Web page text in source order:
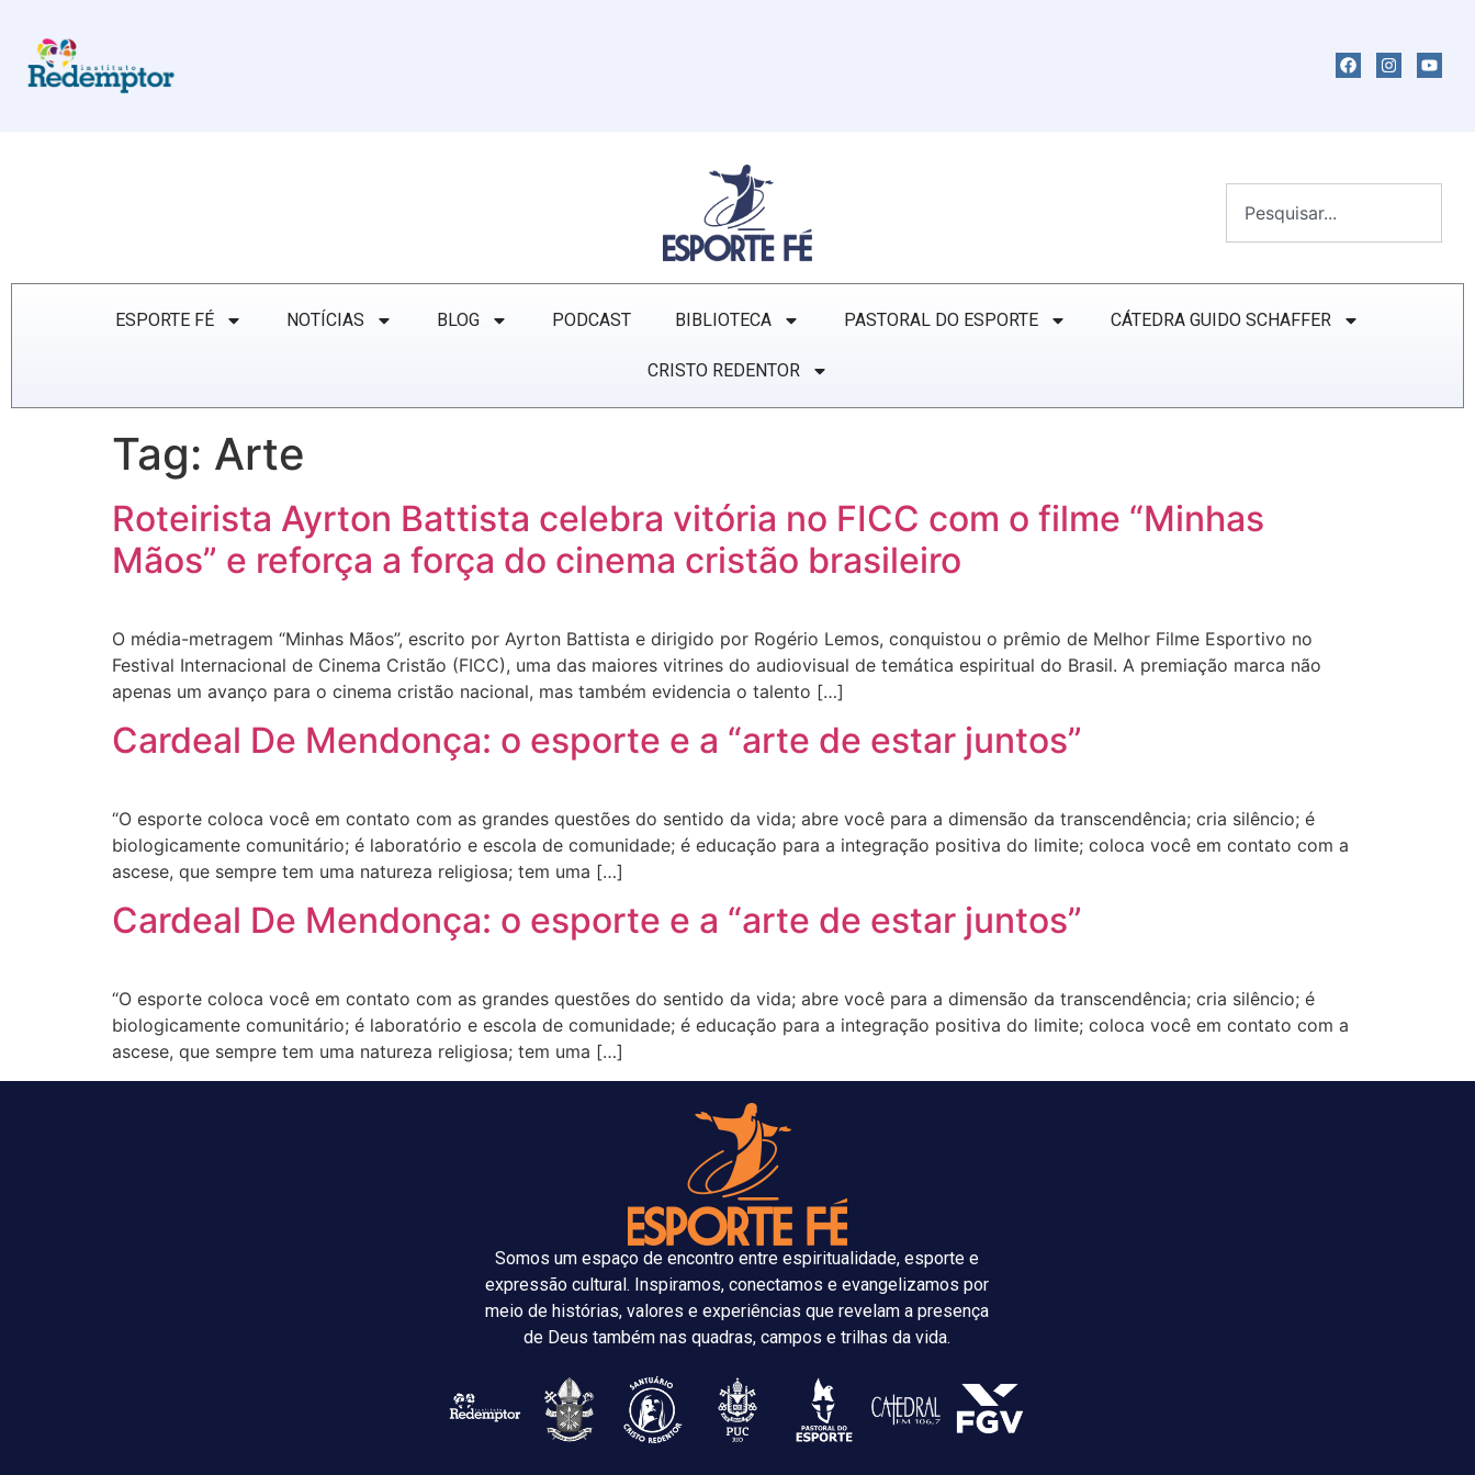
ESPORTE FÉ NOTÍCIAS BLOG PODCAST BIBLIOTECA PASTORAL DO ESPORTE CÁTEDRA GUIDO SCHAFFER
CRISTO REDENTOR
Tag: Arte
Roteirista Ayrton Battista celebra vitória no FICC com o filme “Minhas
Mãos” e reforça a força do cinema cristão brasileiro
O média-metragem “Minhas Mãos”, escrito por Ayrton Battista e dirigido por Rogério Lemos, conquistou o prêmio de Melhor Filme Esportivo no
Festival Internacional de Cinema Cristão (FICC), uma das maiores vitrines do audiovisual de temática espiritual do Brasil. A premiação marca não
apenas um avanço para o cinema cristão nacional, mas também evidencia o talento […]
Cardeal De Mendonça: o esporte e a “arte de estar juntos”
“O esporte coloca você em contato com as grandes questões do sentido da vida; abre você para a dimensão da transcendência; cria silêncio; é
biologicamente comunitário; é laboratório e escola de comunidade; é educação para a integração positiva do limite; coloca você em contato com a
ascese, que sempre tem uma natureza religiosa; tem uma […]
Cardeal De Mendonça: o esporte e a “arte de estar juntos”
“O esporte coloca você em contato com as grandes questões do sentido da vida; abre você para a dimensão da transcendência; cria silêncio; é
biologicamente comunitário; é laboratório e escola de comunidade; é educação para a integração positiva do limite; coloca você em contato com a
ascese, que sempre tem uma natureza religiosa; tem uma […]
Somos um espaço de encontro entre espiritualidade, esporte e
expressão cultural. Inspiramos, conectamos e evangelizamos por
meio de histórias, valores e experiências que revelam a presença
de Deus também nas quadras, campos e trilhas da vida.